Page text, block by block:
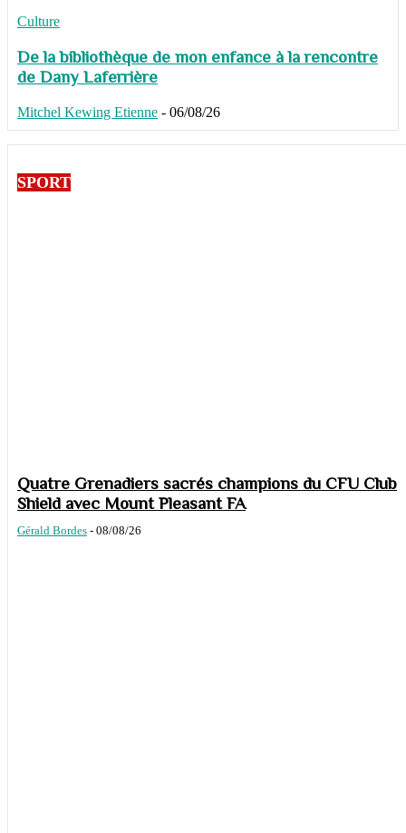
Culture
De la bibliothèque de mon enfance à la rencontre
de Dany Laferrière
Mitchel Kewing Etienne - 06/08/26
SPORT
Quatre Grenadiers sacrés champions du CFU Club
Shield avec Mount Pleasant FA
Gérald Bordes - 08/08/26